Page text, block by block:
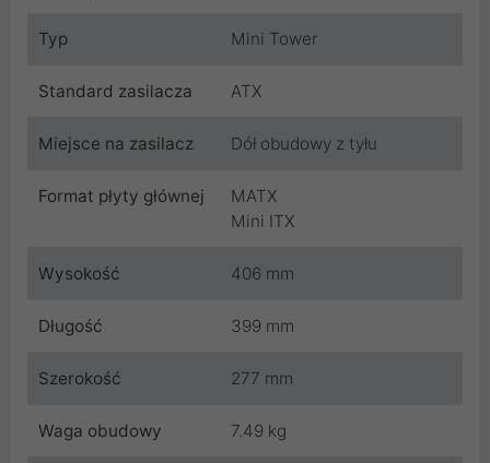
Typ Mini Tower
Standard zasilacza ATX
Miejsce na zasilacz Dół obudowy z tyłu
Format płyty głównej
MATX
Mini ITX
Wysokość 406 mm
Długość 399 mm
Szerokość 277 mm
Waga obudowy 7.49 kg